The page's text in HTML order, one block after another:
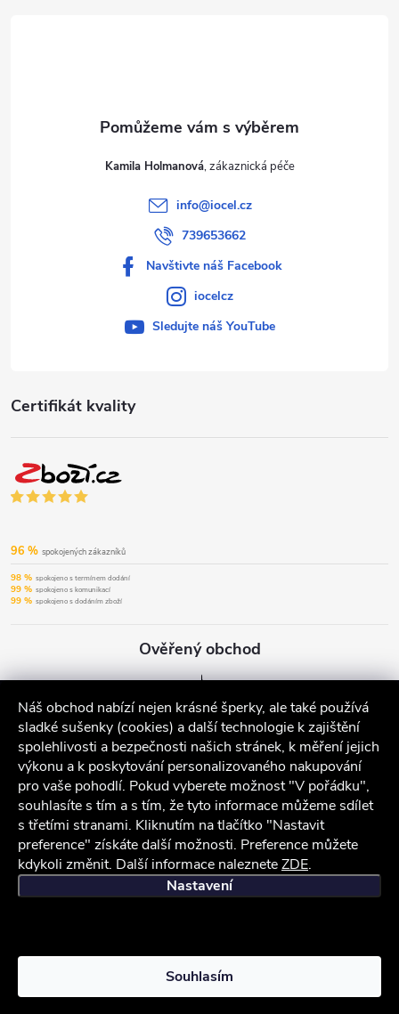
Náš obchod nabízí nejen krásné šperky, ale také používá
sladké sušenky (cookies) a další technologie k zajištění
spolehlivosti a bezpečnosti našich stránek, k měření jejich
výkonu a k poskytování personalizovaného nakupování
pro vaše pohodlí. Pokud vyberete možnost "V pořádku",
souhlasíte s tím a s tím, že tyto informace můžeme sdílet
s třetími stranami. Kliknutím na tlačítko "Nastavit
preference" získáte další možnosti. Preference můžete
kdykoli změnit. Další informace nalezneteZDE.
Nastavení
Souhlasím
Certifikát kvality
96 % spokojených zákazníků
98 % spokojeno s termínem dodání
99 % spokojeno s komunikací
99 % spokojeno s dodáním zboží
Ověřený obchod
Kamila Holmanová
info@iocel.cz
739653662
Navštivte náš Facebook
iocelcz
Sledujte náš YouTube
iocel.cz Obchodní podmínky Ochrana osobních údajů
Vytvořil Shoptet